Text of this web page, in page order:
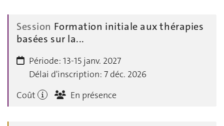
Session Formation initiale aux thérapies
basées sur la...
Période: 13-15 janv. 2027
Délai d'inscription: 7 déc. 2026
Coût
En présence